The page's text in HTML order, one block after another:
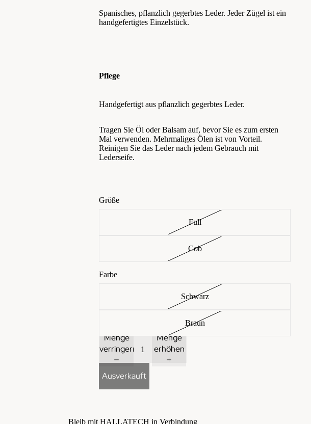
Spanisches, pflanzlich gegerbtes Leder. Jeder Zügel ist ein
handgefertigtes Einzelstück.
Pflege
Handgefertigt aus pflanzlich gegerbtes Leder.
Tragen Sie Öl oder Balsam auf, bevor Sie es zum ersten
Mal verwenden. Mehrmaliges Ölen ist von Vorteil.
Reinigen Sie das Leder nach jedem Gebrauch mit
Lederseife.
Größe
Full
Cob
Farbe
Schwarz
Braun
Menge
verringern
Menge
erhöhen
Ausverkauft
Bleib mit HALLATECH in Verbindung